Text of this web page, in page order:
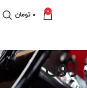
0
0 تومان